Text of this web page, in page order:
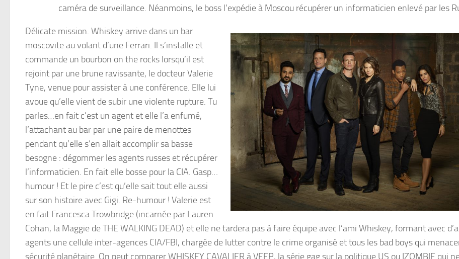
caméra de surveillance. Néanmoins, le boss l’expédie à Moscou récupérer un informaticien enlevé par les
Délicate mission. Whiskey arrive dans un bar
moscovite au volant d’une Ferrari. Il s’installe et
commande un bourbon on the rocks lorsqu’il est
rejoint par une brune ravissante, le docteur Valerie
Tyne, venue pour assister à une conférence. Elle lui
avoue qu’elle vient de subir une violente rupture. Tu
parles…en fait c’est un agent et elle l’a enfumé,
l’attachant au bar par une paire de menottes
pendant qu’elle s’en allait accomplir sa basse
besogne : dégommer les agents russes et récupérer
l’informaticien. En fait elle bosse pour la CIA. Gasp…
humour ! Et le pire c’est qu’elle sait tout elle aussi
sur son histoire avec Gigi. Re-humour ! Valerie est
en fait Francesca Trowbridge (incarnée par Lauren
Cohan, la Maggie de THE WALKING DEAD) et elle ne tardera pas à faire équipe avec l’ami Whiskey, formant avec
agents une cellule inter-agences CIA/FBI, chargée de lutter contre le crime organisé et tous les bad boys qui
sécurité planétaire. On peut comparer WHISKEY CAVALIER à VEEP, la série gag sur la politique US ou IZOMBIE qui